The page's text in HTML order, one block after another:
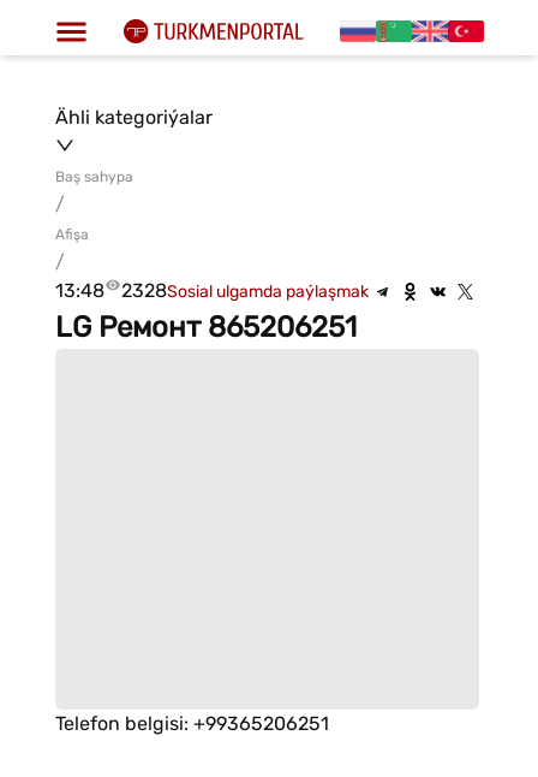
Ähli kategoriýalar
Baş sahypa
/
Afişa
/
13:48
2328Sosial ulgamda paýlaşmak
LG Ремонт 865206251
Telefon belgisi: +99365206251